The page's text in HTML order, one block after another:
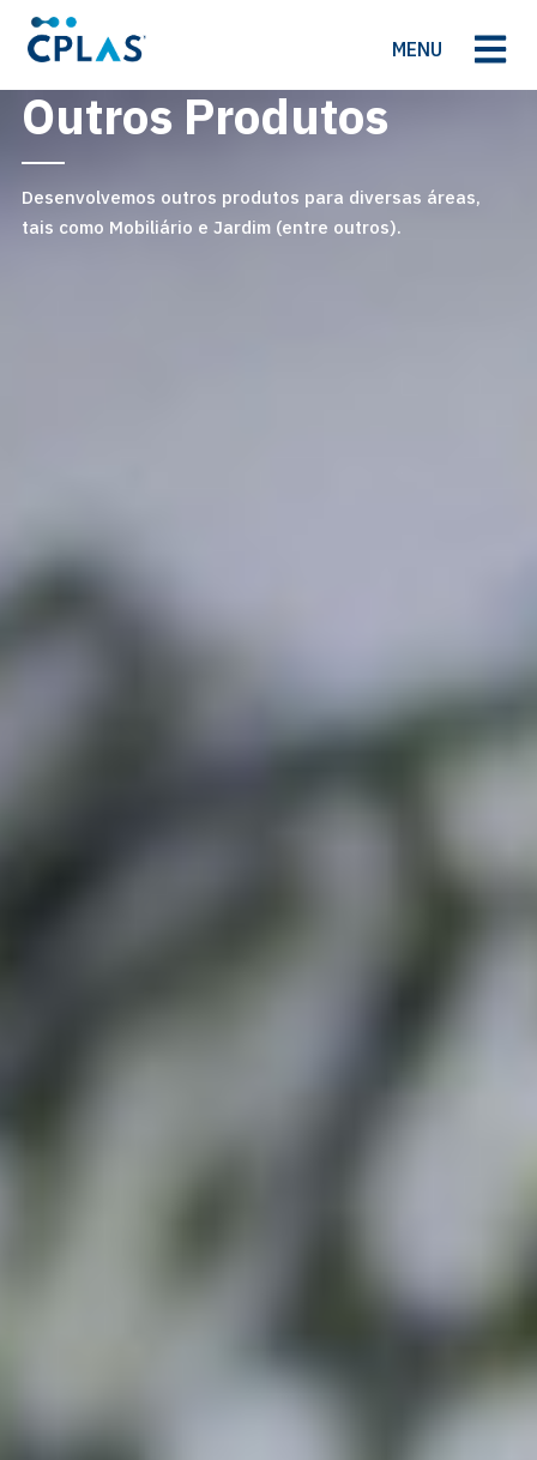
MENU
Outros Produtos
Desenvolvemos outros produtos para diversas áreas,
tais como Mobiliário e Jardim (entre outros).